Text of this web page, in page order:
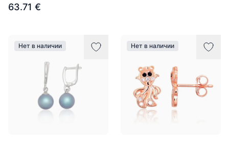
63.71 €
Нет в наличии Нет в наличии